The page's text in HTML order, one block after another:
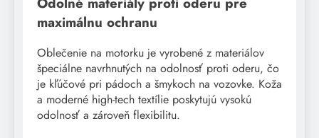
maximálnu ochranu
Oblečenie na motorku je vyrobené z materiálov
špeciálne navrhnutých na odolnosť proti oderu, čo
je kľúčové pri pádoch a šmykoch na vozovke. Koža
a moderné high-tech textílie poskytujú vysokú
odolnosť a zároveň flexibilitu.